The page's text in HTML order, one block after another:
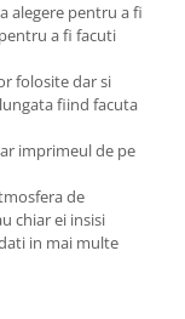
alegere pentru a fi
a fi facuti
folosite dar si
fiind facuta
imprimeul de pe
de
chiar ei insisi
in mai multe